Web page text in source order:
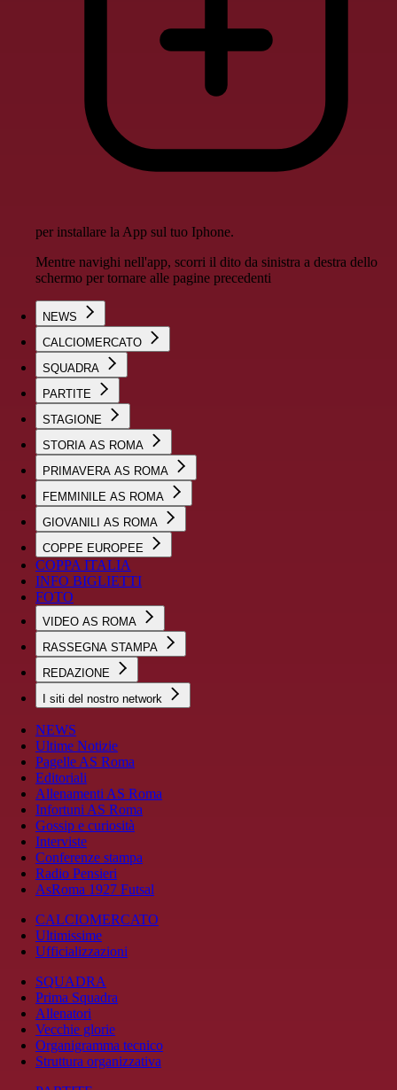
per installare la App sul tuo Iphone.
Mentre navighi nell'app, scorri il dito da sinistra a destra dello
schermo per tornare alle pagine precedenti
NEWS
CALCIOMERCATO
SQUADRA
PARTITE
STAGIONE
STORIA AS ROMA
PRIMAVERA AS ROMA
FEMMINILE AS ROMA
GIOVANILI AS ROMA
COPPE EUROPEE
COPPA ITALIA
INFO BIGLIETTI
FOTO
VIDEO AS ROMA
RASSEGNA STAMPA
REDAZIONE
I siti del nostro network
NEWS
Ultime Notizie
Pagelle AS Roma
Editoriali
Allenamenti AS Roma
Infortuni AS Roma
Gossip e curiosità
Interviste
Conferenze stampa
Radio Pensieri
AsRoma 1927 Futsal
CALCIOMERCATO
Ultimissime
Ufficializzazioni
SQUADRA
Prima Squadra
Allenatori
Vecchie glorie
Organigramma tecnico
Struttura organizzativa